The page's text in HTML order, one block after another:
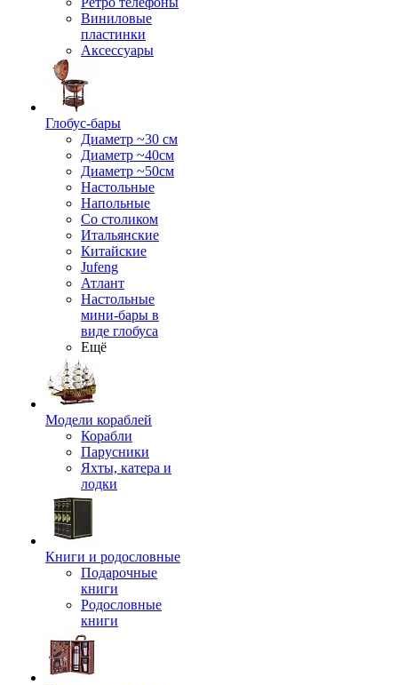
Виниловые
пластинки
Аксессуары
Глобус-бары
Диаметр ~30 см
Диаметр ~40см
Диаметр ~50см
Настольные
Напольные
Со столиком
Итальянские
Китайские
Jufeng
Атлант
Настольные
мини-бары в
виде глобуса
Ещё
Модели кораблей
Корабли
Парусники
Яхты, катера и
лодки
Книги и родословные
Подарочные
книги
Родословные
книги